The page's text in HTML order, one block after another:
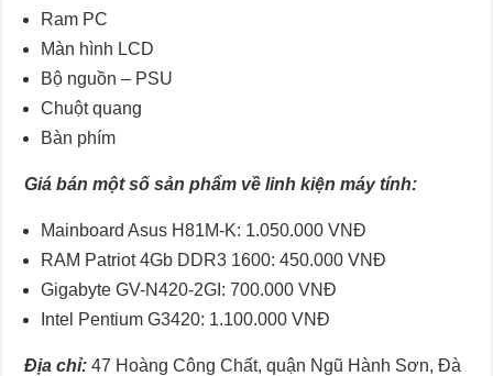
Ram PC
Màn hình LCD
Bộ nguồn – PSU
Chuột quang
Bàn phím
Giá bán một số sản phẩm về linh kiện máy tính:
Mainboard Asus H81M-K: 1.050.000 VNĐ
RAM Patriot 4Gb DDR3 1600: 450.000 VNĐ
Gigabyte GV-N420-2GI: 700.000 VNĐ
Intel Pentium G3420: 1.100.000 VNĐ
Địa chỉ: 47 Hoàng Công Chất, quận Ngũ Hành Sơn, Đà